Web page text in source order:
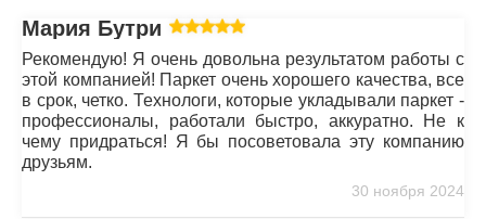
Мария Бутрим
Рекомендую! Я очень довольна результатом работы с
этой компанией! Паркет очень хорошего качества, все
в срок, четко. Технологи, которые укладывали паркет -
профессионалы, работали быстро, аккуратно. Не к
чему придраться! Я бы посоветовала эту компанию
друзьям.
30 ноября 2024